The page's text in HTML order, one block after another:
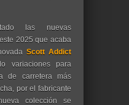
las nuevas
2025 que acaba
Scott Addict
variaciones para
de carretera más
por el fabricante
colección se